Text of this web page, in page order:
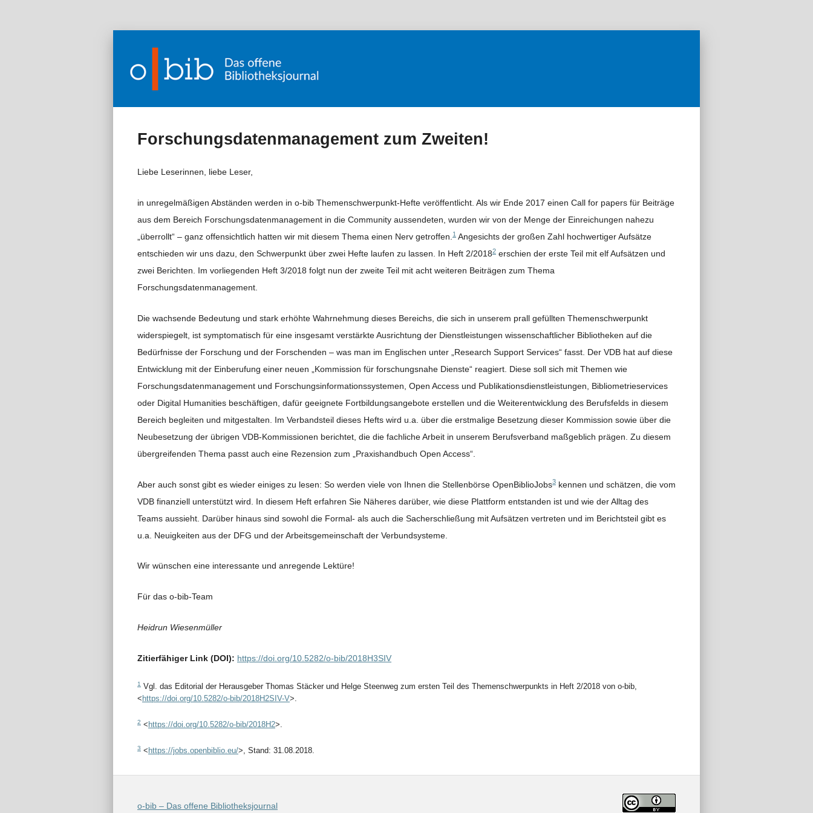
Forschungsdatenmanagement zum Zweiten!
Liebe Leserinnen, liebe Leser,
in unregelmäßigen Abständen werden in o-bib Themenschwerpunkt-Hefte veröffentlicht. Als wir Ende 2017 einen Call for papers für Beiträge
aus dem Bereich Forschungsdatenmanagement in die Community aussendeten, wurden wir von der Menge der Einreichungen nahezu
„überrollt“ – ganz offensichtlich hatten wir mit diesem Thema einen Nerv getroffen. 1 Angesichts der großen Zahl hochwertiger Aufsätze
entschieden wir uns dazu, den Schwerpunkt über zwei Hefte laufen zu lassen. In Heft 2/20182 erschien der erste Teil mit elf Aufsätzen und
zwei Berichten. Im vorliegenden Heft 3/2018 folgt nun der zweite Teil mit acht weiteren Beiträgen zum Thema
Forschungsdatenmanagement.
Die wachsende Bedeutung und stark erhöhte Wahrnehmung dieses Bereichs, die sich in unserem prall gefüllten Themenschwerpunkt
widerspiegelt, ist symptomatisch für eine insgesamt verstärkte Ausrichtung der Dienstleistungen wissenschaftlicher Bibliotheken auf die
Bedürfnisse der Forschung und der Forschenden – was man im Englischen unter „Research Support Services“ fasst. Der VDB hat auf diese
Entwicklung mit der Einberufung einer neuen „Kommission für forschungsnahe Dienste“ reagiert. Diese soll sich mit Themen wie
Forschungsdatenmanagement und Forschungsinformationssystemen, Open Access und Publikationsdienstleistungen, Bibliometrieservices
oder Digital Humanities beschäftigen, dafür geeignete Fortbildungsangebote erstellen und die Weiterentwicklung des Berufsfelds in diesem
Bereich begleiten und mitgestalten. Im Verbandsteil dieses Hefts wird u.a. über die erstmalige Besetzung dieser Kommission sowie über die
Neubesetzung der übrigen VDB-Kommissionen berichtet, die die fachliche Arbeit in unserem Berufsverband maßgeblich prägen. Zu diesem
übergreifenden Thema passt auch eine Rezension zum „Praxishandbuch Open Access“.
Aber auch sonst gibt es wieder einiges zu lesen: So werden viele von Ihnen die Stellenbörse OpenBiblioJobs3 kennen und schätzen, die vom
VDB finanziell unterstützt wird. In diesem Heft erfahren Sie Näheres darüber, wie diese Plattform entstanden ist und wie der Alltag des
Teams aussieht. Darüber hinaus sind sowohl die Formal- als auch die Sacherschließung mit Aufsätzen vertreten und im Berichtsteil gibt es
u.a. Neuigkeiten aus der DFG und der Arbeitsgemeinschaft der Verbundsysteme.
Wir wünschen eine interessante und anregende Lektüre!
Für das o-bib-Team
Heidrun Wiesenmüller
Zitierfähiger Link (DOI): https://doi.org/10.5282/o-bib/2018H3SIV
1 Vgl. das Editorial der Herausgeber Thomas Stäcker und Helge Steenweg zum ersten Teil des Themenschwerpunkts in Heft 2/2018 von o-bib,
< https://doi.org/10.5282/o-bib/2018H2SIV-V>.
2 < https://doi.org/10.5282/o-bib/2018H2>.
3 <https://jobs.openbiblio.eu/>, Stand: 31.08.2018.
o-bib – Das offene Bibliotheksjournal